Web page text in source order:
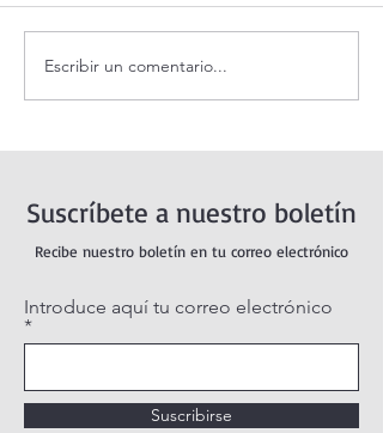
Coronilla de la Divina
Misericordia.
Escribir un comentario...
Suscríbete a nuestro boletín
Recibe nuestro boletín en tu correo electrónico
Introduce aquí tu correo electrónico
Suscribirse